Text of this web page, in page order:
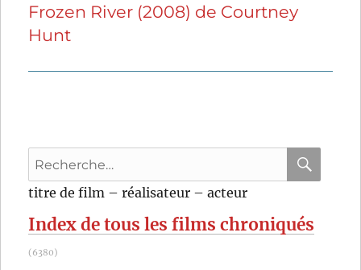
Publication
suivante :
Frozen River (2008) de Courtney
Hunt
Recherche
pour
:
titre de film – réalisateur – acteur
Index de tous les films chroniqués
(6380)